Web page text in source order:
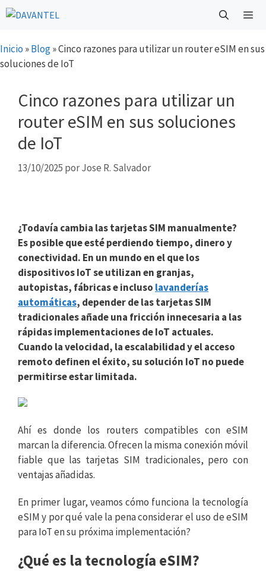
Saltar
al
Menú
Inicio »Blog»Cinco razones para utilizar un router eSIM en sus
soluciones de IoT
Cinco razones para utilizar un
router eSIM en sus soluciones
de IoT
13/10/2025 porJose R. Salvador
¿Todavía cambia las tarjetas SIM manualmente?
Es posible que esté perdiendo tiempo, dinero y
conectividad. En un mundo en el que los
dispositivos IoT se utilizan en granjas,
autopistas, fábricas e incluso lavanderías
automáticas, depender de las tarjetas SIM
tradicionales añade una fricción innecesaria a las
rápidas implementaciones de IoT actuales.
Cuando la velocidad, la escalabilidad y el acceso
remoto definen el éxito, su solución IoT no puede
permitirse estar limitada.
Ahí es donde los routers compatibles con eSIM
marcan la diferencia. Ofrecen la misma conexión móvil
fiable que las tarjetas SIM tradicionales, pero con
ventajas añadidas.
En primer lugar, veamos cómo funciona la tecnología
eSIM y por qué vale la pena considerar el uso de eSIM
para IoT en su próxima implementación?
¿Qué es la tecnología eSIM?